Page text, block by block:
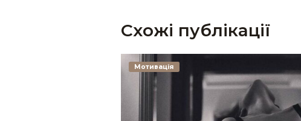
Схожі публікації
Мотивація